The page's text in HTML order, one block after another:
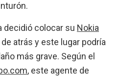
decidió colocar su Nokia
atrás y este lugar podría
más grave. Según el
, este agente de